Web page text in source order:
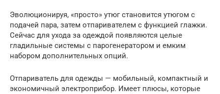
Эволюционируя, «просто» утюг становится утюгом с
подачей пара, затем отпаривателем с функцией глажки.
Сейчас для ухода за одеждой появляются целые
гладильные системы с парогенератором и емким
набором дополнительных опций.
Отпариватель для одежды — мобильный, компактный и
экономичный электроприбор. Имеет плюсы, которые